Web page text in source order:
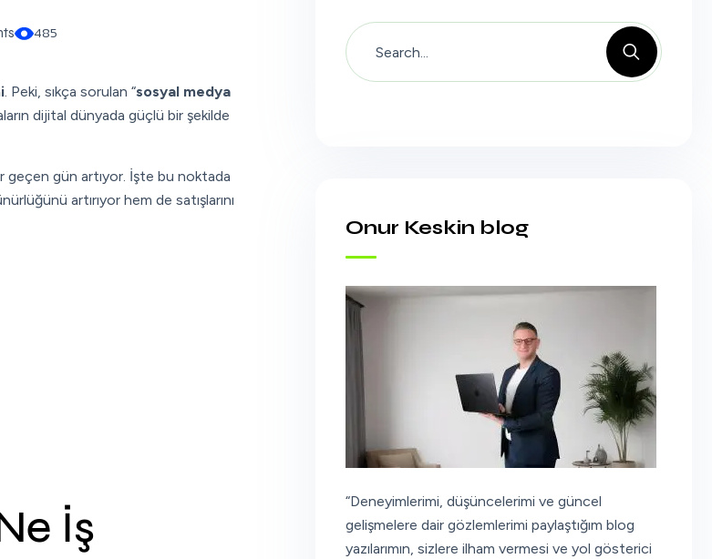
485
. Peki, sıkça sorulan “sosyal medya
dijital dünyada güçlü bir şekilde
gün artıyor. İşte bu noktada
artırıyor hem de satışlarını
İş
Onur Keskin blog
“Deneyimlerimi, düşüncelerimi ve güncel
gelişmelere dair gözlemlerimi paylaştığım blog
yazılarımın, sizlere ilham vermesi ve yol gösterici